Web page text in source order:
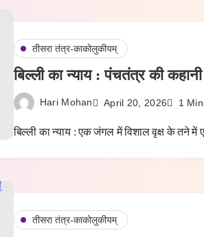
तीसरा तंत्र-काकोलुकीयम्
बिल्ली का न्याय : पंचतंत्र की कहानी
Hari Mohan April 20, 2026 1
बिल्ली का न्याय : एक जंगल में विशाल वृक्ष के
तीसरा तंत्र-काकोलुकीयम्